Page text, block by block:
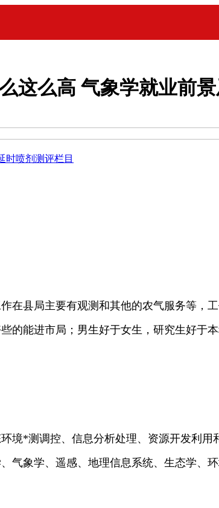
这么高 气象学就业前景
时喷剂测评栏目
在县局主要有观测和其他的农气服务等，
的能进市局；男生好于女生，研究生好
境*测调控、信息分析处理、资源开发利
气象学、遥感、地理信息系统、生态学、环